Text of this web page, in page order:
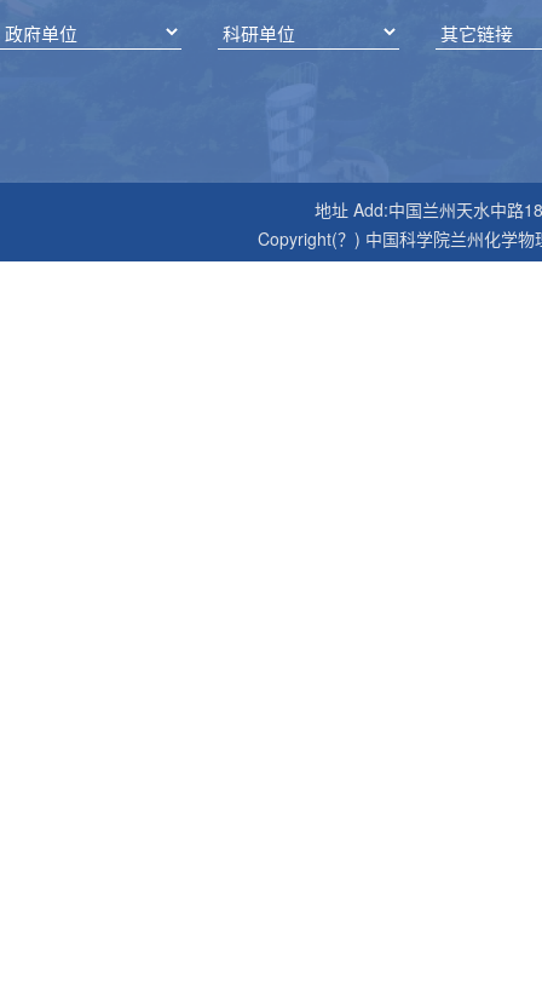
地址 Add:中国兰州天水中路
Copyright(？) 中国科学院兰州化学